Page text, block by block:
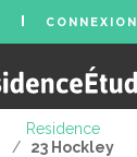
CONNEXION
Residence
/
23 Hockley